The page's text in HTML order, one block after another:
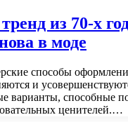
из 70-х
в моде
способы
и
варианты, способные
ценителей.…